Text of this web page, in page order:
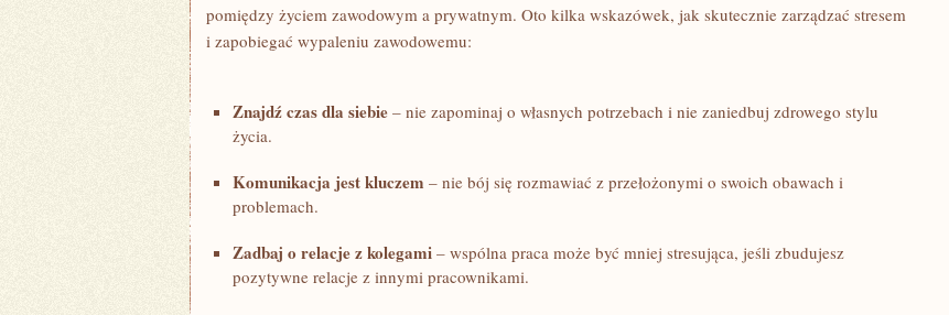
pomiędzy⁤ życiem zawodowym a prywatnym. Oto kilka wskazówek, jak skutecznie zarządzać stresem⁣
i ​zapobiegać wypaleniu zawodowemu:
Znajdź‍ czas dla⁤ siebie – nie zapominaj o własnych potrzebach i‌ nie⁣ zaniedbuj zdrowego ⁣stylu
życia.
Komunikacja jest kluczem – nie ⁢bój ‍się rozmawiać z ⁤przełożonymi o swoich⁤ obawach i
problemach.
Zadbaj o relacje z kolegami – wspólna praca ⁤może być mniej stresująca, jeśli⁢ zbudujesz
pozytywne ‌relacje z‌ innymi pracownikami.